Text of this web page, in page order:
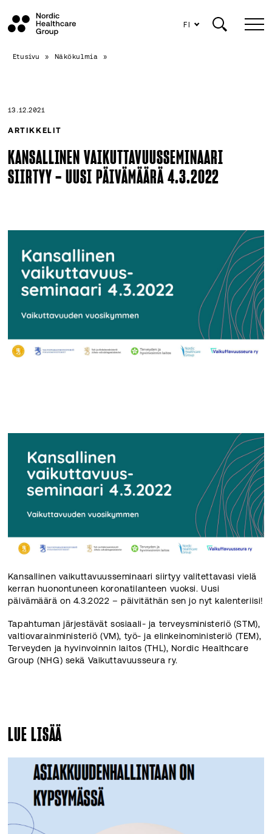
Siirry
FI
Etusivu » Näkökulmia »
13.12.2021
ARTIKKELIT
KANSALLINEN VAIKUTTAVUUSSEMINAARI
SIIRTYY – UUSI PÄIVÄMÄÄRÄ 4.3.2022
Kansallinen vaikuttavuusseminaari siirtyy valitettavasi vielä
kerran huonontuneen koronatilanteen vuoksi. Uusi
päivämäärä on 4.3.2022 – päivitäthän sen jo nyt kalenteriisi!
Tapahtuman järjestävät sosiaali- ja terveysministeriö (STM),
valtiovarainministeriö (VM), työ- ja elinkeinoministeriö (TEM),
Terveyden ja hyvinvoinnin laitos (THL), Nordic Healthcare
Group (NHG) sekä Vaikuttavuusseura ry.
LUE LISÄÄ